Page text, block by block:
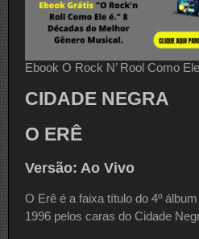
Ebook O Rock N’ Rool Como
CIDADE NEGRA
O ERÊ
Versão: Ao Vivo
O Erê é a faixa título do 4º
1996 pelos caras do Cidade